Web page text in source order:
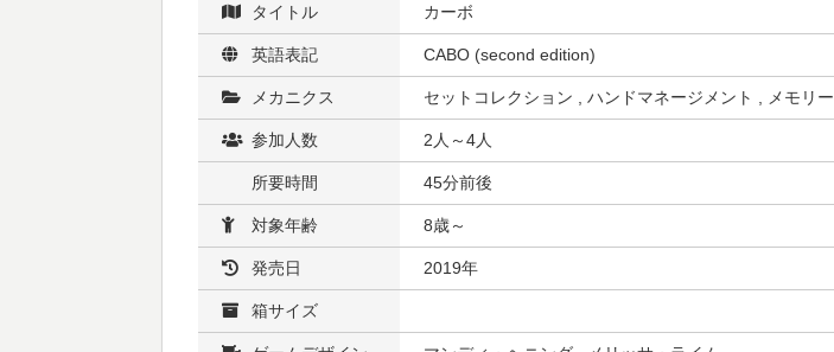
タイトル カーボ
英語表記 CABO (second edition)
メカニクス セットコレクション , ハンドマネージメント , メモリー
参加人数 2人～4人
所要時間 45分前後
対象年齢 8歳～
発売日 2019年
箱サイズ